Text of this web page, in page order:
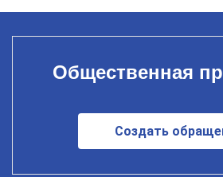
Общественная
Создать